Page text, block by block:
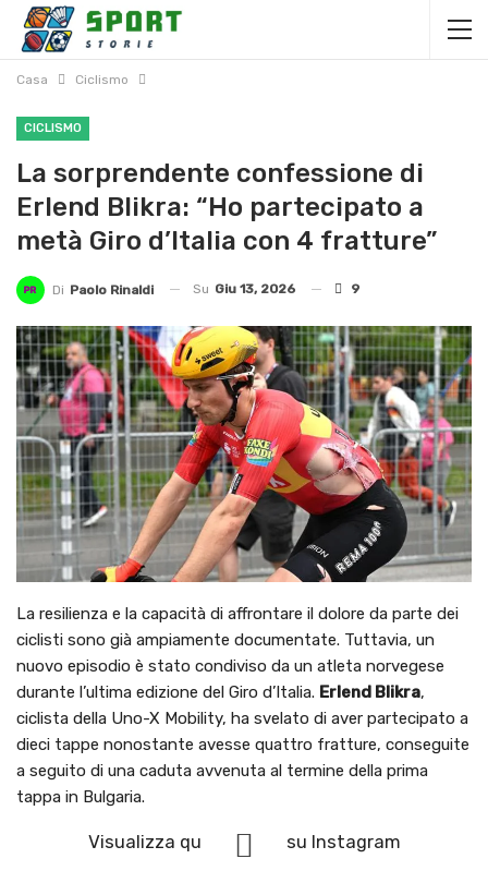
Casa Ciclismo
CICLISMO
La sorprendente confessione di
Erlend Blikra: “Ho partecipato a
metà Giro d’Italia con 4 fratture”
Di Paolo Rinaldi Su Giu 13, 2026 9
La resilienza e la capacità di affrontare il dolore da parte dei
ciclisti sono già ampiamente documentate. Tuttavia, un
nuovo episodio è stato condiviso da un atleta norvegese
durante l’ultima edizione del Giro d’Italia. Erlend Blikra,
ciclista della Uno-X Mobility, ha svelato di aver partecipato a
dieci tappe nonostante avesse quattro fratture, conseguite
a seguito di una caduta avvenuta al termine della prima
tappa in Bulgaria.
Visualizza questo post su Instagram